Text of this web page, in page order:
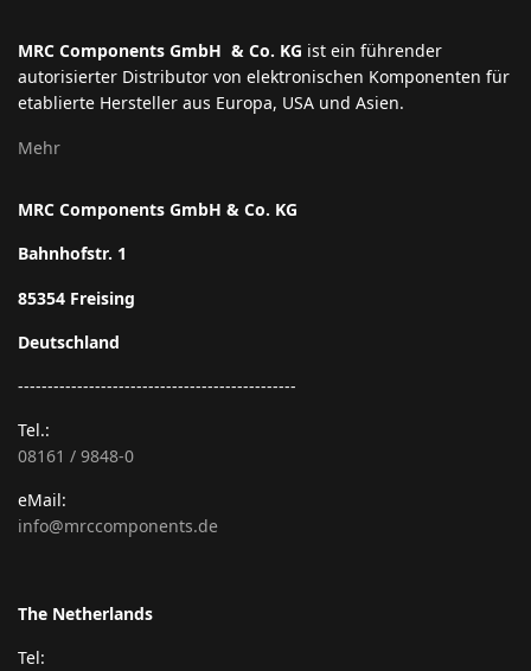
MRC Components GmbH & Co. KG ist ein führender
autorisierter Distributor von elektronischen Komponenten für
etablierte Hersteller aus Europa, USA und Asien.
Mehr
MRC Components GmbH & Co. KG
Bahnhofstr. 1
85354 Freising
Deutschland
-----------------------------------------------
Tel.:
08161 / 9848-0
eMail:
info@mrccomponents.de
The Netherlands
Tel: